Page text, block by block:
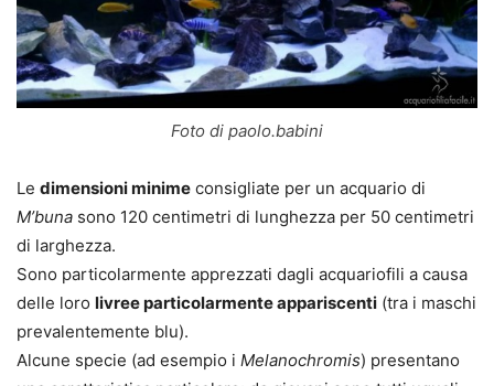
Foto di paolo.babini
Le dimensioni minime consigliate per un acquario di
M’buna sono 120 centimetri di lunghezza per 50 centimetri
di larghezza.
Sono particolarmente apprezzati dagli acquariofili a causa
delle loro livree particolarmente appariscenti (tra i maschi
prevalentemente blu).
Alcune specie (ad esempio i Melanochromis) presentano